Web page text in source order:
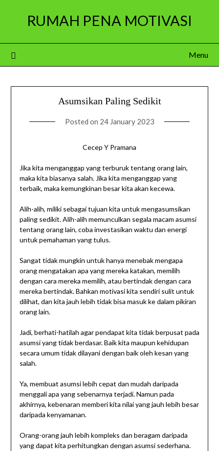
RUMAH PENA MOTIVASI
Menu
Asumsikan Paling Sedikit
Posted on 24 January 2023
Cecep Y Pramana
Jika kita menganggap yang terburuk tentang orang lain,
maka kita biasanya salah. Jika kita menganggap yang
terbaik, maka kemungkinan besar kita akan kecewa.
Alih-alih, miliki sebagai tujuan kita untuk mengasumsikan
paling sedikit. Alih-alih memunculkan segala macam asumsi
tentang orang lain, coba investasikan waktu dan energi
untuk pemahaman yang tulus.
Sangat tidak mungkin untuk hanya menebak mengapa
orang mengatakan apa yang mereka katakan, memilih
dengan cara mereka memilih, atau bertindak dengan cara
mereka bertindak. Bahkan motivasi kita sendiri sulit untuk
dilihat, dan kita jauh lebih tidak bisa masuk ke dalam pikiran
orang lain.
Jadi, berhati-hatilah agar pendapat kita tidak berpusat pada
asumsi yang tidak berdasar. Baik kita maupun kehidupan
secara umum tidak dilayani dengan baik oleh kesan yang
salah.
Ya, membuat asumsi lebih cepat dan mudah daripada
menggali apa yang sebenarnya terjadi. Namun pada
akhirnya, kebenaran memberi kita nilai yang jauh lebih besar
daripada kenyamanan.
Orang-orang jauh lebih kompleks dan beragam daripada
yang dapat kita perhitungkan dengan asumsi sederhana.